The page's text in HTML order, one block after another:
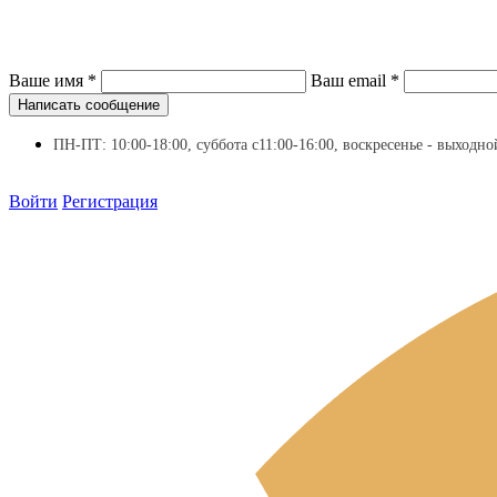
Ваше имя * Ваш email *
Написать сообщение
ПН-ПТ: 10:00-18:00, суббота с11:00-16:00, воскресенье -
Войти Регистрация